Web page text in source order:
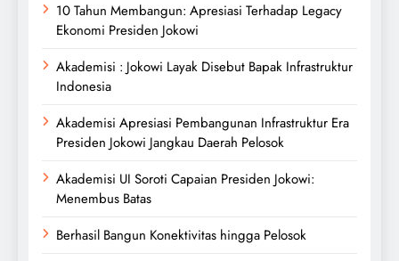
10 Tahun Membangun: Apresiasi Terhadap Legacy
Ekonomi Presiden Jokowi
Akademisi : Jokowi Layak Disebut Bapak Infrastruktur
Indonesia
Akademisi Apresiasi Pembangunan Infrastruktur Era
Presiden Jokowi Jangkau Daerah Pelosok
Akademisi UI Soroti Capaian Presiden Jokowi:
Menembus Batas
Berhasil Bangun Konektivitas hingga Pelosok